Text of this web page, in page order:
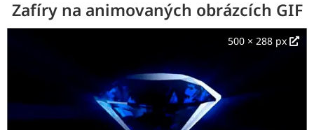
Zafíry na animovaných obrázcích GIF
500 × 288 px